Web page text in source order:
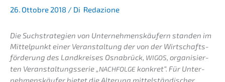
26. Ottobre 2018 / Di Redazione
Die Suchstra­te­gien von Unter­neh­mens­käu­fern standen im
Mittel­punkt einer Veran­stal­tung der von der Wirtschafts­
för­de­rung des Landkrei­ses Osnabrück, WIGOS, organi­sier­
ten Veran­stal­tungs­se­rie „NACHFOLGEkonkret“. Für Unter­
neh­mens­käu­fer bietet die Alterung mittel­stän­di­scher